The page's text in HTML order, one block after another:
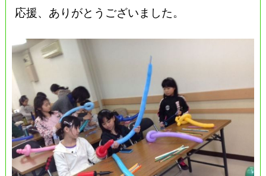
応援、ありがとうございました。